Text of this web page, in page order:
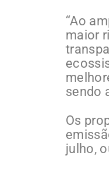
“Ao
maior
sendo
Os
julho,